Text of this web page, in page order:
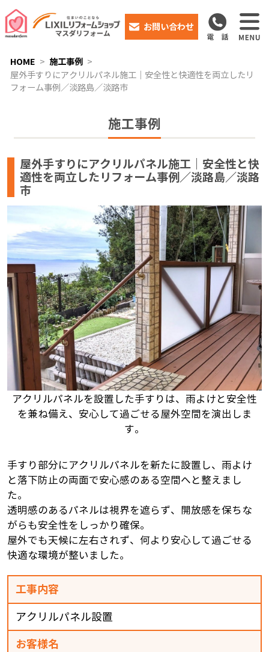
お問い合わせ
HOME
施工事例
屋外手すりにアクリルパネル施工｜安全性と快適性を両立したリ
フォーム事例／淡路島／淡路市
施工事例
屋外手すりにアクリルパネル施工｜安全性と快
適性を両立したリフォーム事例／淡路島／淡路
市
アクリルパネルを設置した手すりは、雨よけと安全性
を兼ね備え、安心して過ごせる屋外空間を演出しま
す。
手すり部分にアクリルパネルを新たに設置し、雨よけ
と落下防止の両面で安心感のある空間へと整えまし
た。
透明感のあるパネルは視界を遮らず、開放感を保ちな
がらも安全性をしっかり確保。
屋外でも天候に左右されず、何より安心して過ごせる
快適な環境が整いました。
工事内容
アクリルパネル設置
お客様名